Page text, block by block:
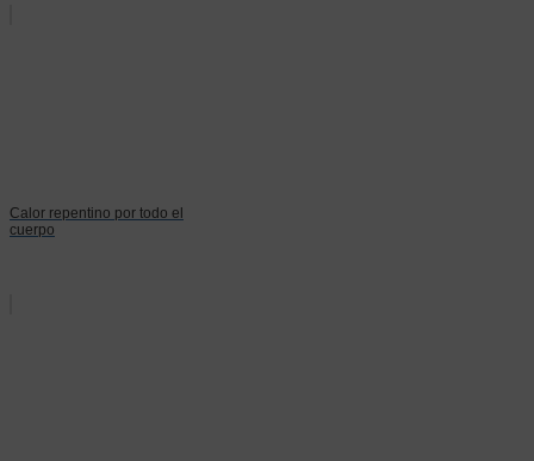
Calor repentino por todo el
cuerpo